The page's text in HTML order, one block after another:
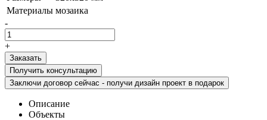
Материалы мозаика
-
+
Получить консультацию
Заключи договор сейчас - получи дизайн проект в подарок
Описание
Объекты